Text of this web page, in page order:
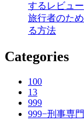
するレビュー
旅行者のた
る方法
Categories
100
13
999
999−刑事専